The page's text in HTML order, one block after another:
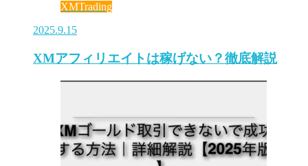
XMTrading
2025.9.15
XMアフィリエイトは稼げない？徹底解説